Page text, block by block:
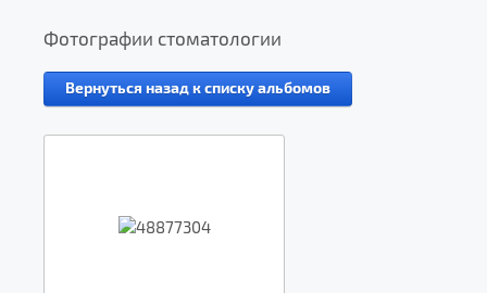
Фотографии стоматологии
Вернуться назад к списку альбомов